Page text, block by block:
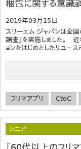
梱包に関する意識
2019年03月15日
スリーエム ジャパンは全
調査」を実施しました。 近
ョンをはじめとしたリユー
フリマアプリ CtoC
シニア